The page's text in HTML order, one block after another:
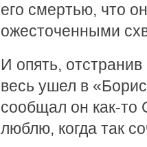
его смертью, что
ожесточенными
И опять,
весь ушел в
сообщал он как-
люблю, когда так